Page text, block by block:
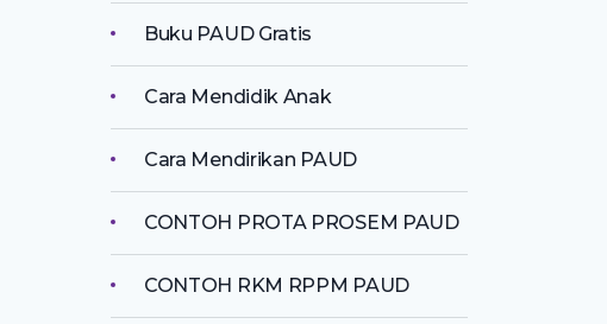
Buku PAUD Gratis
Cara Mendidik Anak
Cara Mendirikan PAUD
CONTOH PROTA PROSEM PAUD
CONTOH RKM RPPM PAUD